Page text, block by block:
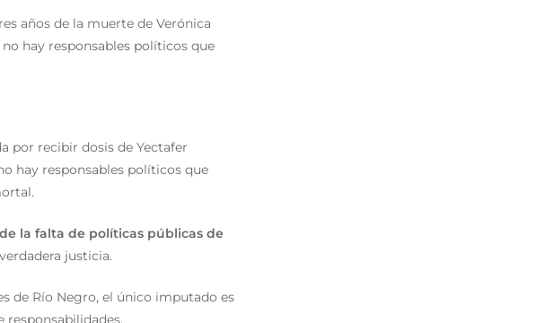
años de la muerte de Verónica
hay responsables políticos que
por recibir dosis de Yectafer
hay responsables políticos que
la falta de políticas públicas de
justicia.
de Río Negro, el único imputado es
responsabilidades.